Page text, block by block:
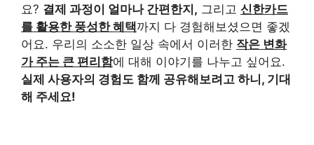
요? 결제 과정이 얼마나 간편한지, 그리고 신한카드
를 활용한 풍성한 혜택까지 다 경험해보셨으면 좋겠
어요. 우리의 소소한 일상 속에서 이러한 작은 변화
가 주는 큰 편리함에 대해 이야기를 나누고 싶어요.
실제 사용자의 경험도 함께 공유해보려고 하니, 기대
해 주세요!